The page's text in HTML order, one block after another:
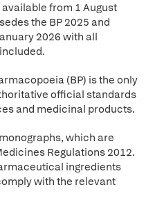
from 1 August
the BP 2025 and
2026 with all
(BP) is the only
official standards
and medicinal products.
which are
Regulations 2012.
ingredients
with the relevant